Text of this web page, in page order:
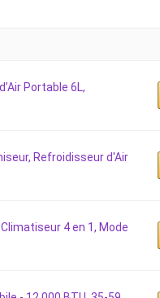
Portable 6L,
Refroidisseur d'Air
4 en 1, Mode